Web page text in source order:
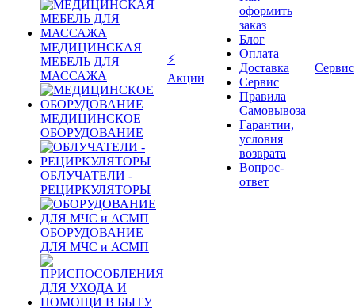
МЕДИЦИНСКАЯ
МЕБЕЛЬ ДЛЯ
МАССАЖА
МЕДИЦИНСКОЕ
ОБОРУДОВАНИЕ
ОБЛУЧАТЕЛИ -
РЕЦИРКУЛЯТОРЫ
ОБОРУДОВАНИЕ
ДЛЯ МЧС и АСМП
⚡
Акции
оформить
заказ
Блог
Оплата
Доставка
Сервис
Правила
Самовывоза
Гарантии,
условия
возврата
Вопрос-
ответ
Сервис